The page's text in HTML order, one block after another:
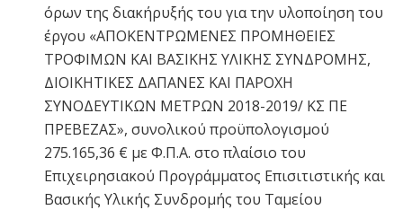
όρων της διακήρυξής του για την υλοποίηση του
έργου «ΑΠΟΚΕΝΤΡΩΜΕΝΕΣ ΠΡΟΜΗΘΕΙΕΣ
ΤΡΟΦΙΜΩΝ ΚΑΙ ΒΑΣΙΚΗΣ ΥΛΙΚΗΣ ΣΥΝΔΡΟΜΗΣ,
ΔΙΟΙΚΗΤΙΚΕΣ ΔΑΠΑΝΕΣ ΚΑΙ ΠΑΡΟΧΗ
ΣΥΝΟΔΕΥΤΙΚΩΝ ΜΕΤΡΩΝ 2018-2019/ ΚΣ ΠΕ
ΠΡΕΒΕΖΑΣ», συνολικού προϋπολογισμού
275.165,36 € με Φ.Π.Α. στο πλαίσιο του
Επιχειρησιακού Προγράμματος Επισιτιστικής και
Βασικής Υλικής Συνδρομής του Ταμείου